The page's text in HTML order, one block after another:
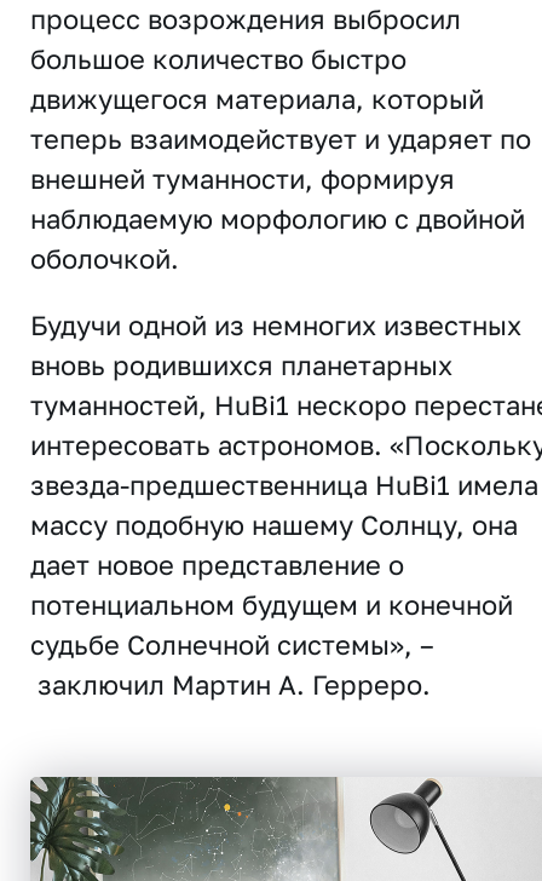
процесс возрождения выбросил
большое количество быстро
движущегося материала, который
теперь взаимодействует и ударяет по
внешней туманности, формируя
наблюдаемую морфологию с двойной
оболочкой.
Будучи одной из немногих известных
вновь родившихся планетарных
туманностей, HuBi1 нескоро
интересовать астрономов.
звезда-предшественница HuBi1 имела
массу подобную нашему Солнцу, она
дает новое представление о
потенциальном будущем и конечной
судьбе Солнечной системы», –
заключил Мартин А. Герреро.